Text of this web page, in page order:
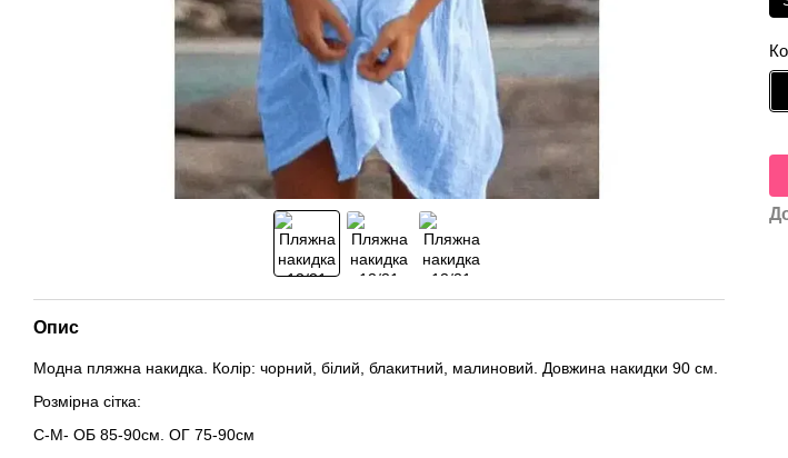
Опис
Модна пляжна накидка. Колір: чорний, білий, блакитний, малиновий. Довжина накидки 90 см.
Розмірна сітка:
С-M- ОБ 85-90см. ОГ 75-90см